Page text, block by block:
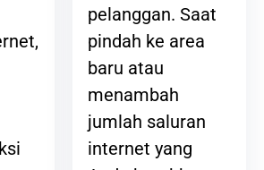
pelanggan. Saat
pindah ke area
baru atau
menambah
jumlah saluran
internet yang